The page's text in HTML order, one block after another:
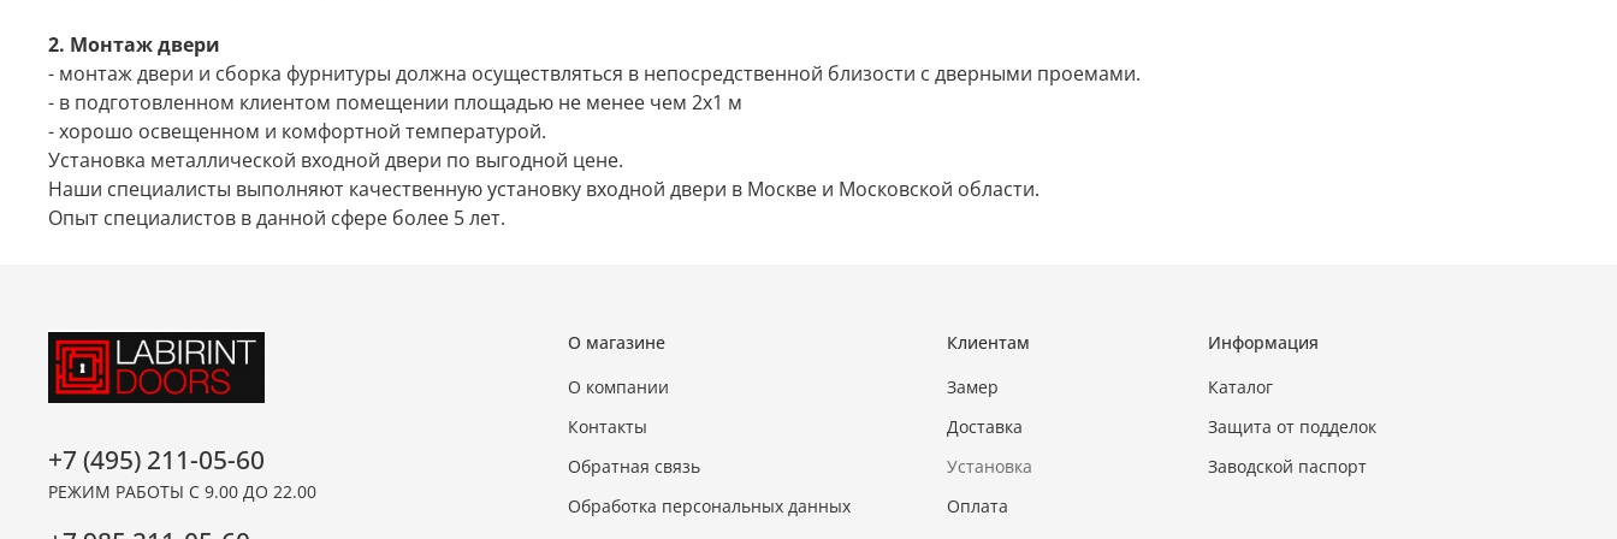
2. Монтаж двери
- монтаж двери и сборка фурнитуры должна осуществляться в непосредственной близости с дверными проемами.
- в подготовленном клиентом помещении площадью не менее чем 2х1 м
- хорошо освещенном и комфортной температурой.
Установка металлической входной двери по выгодной цене.
Наши специалисты выполняют качественную установку входной двери в Москве и Московской области.
Опыт специалистов в данной сфере более 5 лет.
О магазине
О компании
Контакты
Обратная связь
Обработка персональных данных
Клиентам
Замер
Доставка
Установка
Оплата
Информация
Каталог
Защита от подделок
Заводской паспорт
+7 (495) 211-05-60
РЕЖИМ РАБОТЫ С 9.00 ДО 22.00